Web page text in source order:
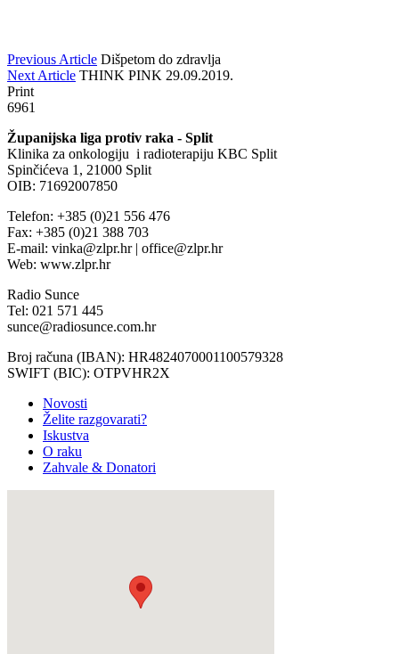
Previous Article Dišpetom do zdravlja
Next Article THINK PINK 29.09.2019.
Print
6961
Županijska liga protiv raka - Split
Klinika za onkologiju i radioterapiju KBC Split
Spinčićeva 1, 21000 Split
OIB: 71692007850
Telefon: +385 (0)21 556 476
Fax: +385 (0)21 388 703
E-mail: vinka@zlpr.hr | office@zlpr.hr
Web: www.zlpr.hr
Radio Sunce
Tel: 021 571 445
sunce@radiosunce.com.hr
Broj računa (IBAN): HR4824070001100579328
SWIFT (BIC): OTPVHR2X
Novosti
Želite razgovarati?
Iskustva
O raku
Zahvale & Donatori